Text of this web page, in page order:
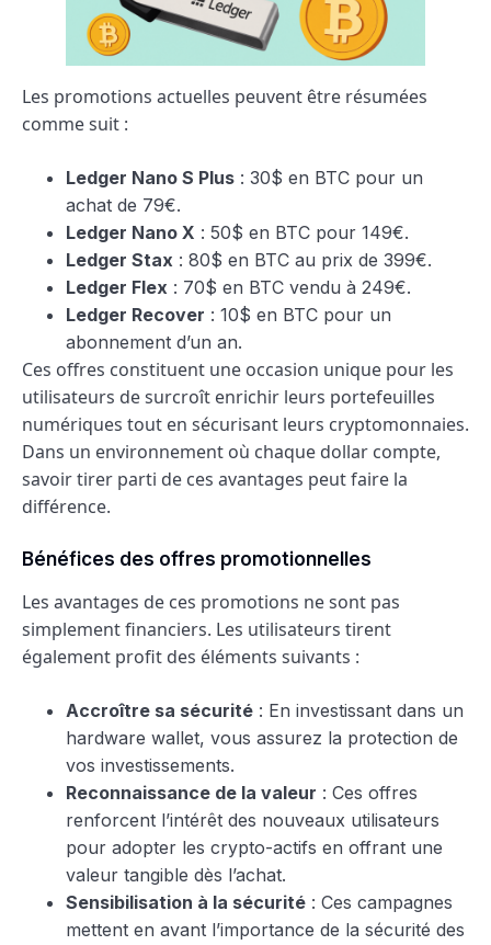
Les promotions actuelles peuvent être résumées
comme suit :
Ledger Nano S Plus : 30$ en BTC pour un
achat de 79€.
Ledger Nano X : 50$ en BTC pour 149€.
Ledger Stax : 80$ en BTC au prix de 399€.
Ledger Flex : 70$ en BTC vendu à 249€.
Ledger Recover : 10$ en BTC pour un
abonnement d’un an.
Ces offres constituent une occasion unique pour les
utilisateurs de surcroît enrichir leurs portefeuilles
numériques tout en sécurisant leurs cryptomonnaies.
Dans un environnement où chaque dollar compte,
savoir tirer parti de ces avantages peut faire la
différence.
Bénéfices des offres promotionnelles
Les avantages de ces promotions ne sont pas
simplement financiers. Les utilisateurs tirent
également profit des éléments suivants :
Accroître sa sécurité : En investissant dans un
hardware wallet, vous assurez la protection de
vos investissements.
Reconnaissance de la valeur : Ces offres
renforcent l’intérêt des nouveaux utilisateurs
pour adopter les crypto-actifs en offrant une
valeur tangible dès l’achat.
Sensibilisation à la sécurité : Ces campagnes
mettent en avant l’importance de la sécurité des